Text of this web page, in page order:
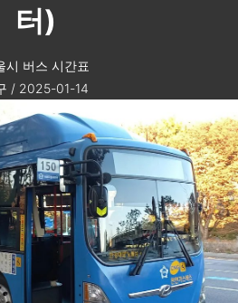
터)
시 버스 시간표
/ 2025-01-14